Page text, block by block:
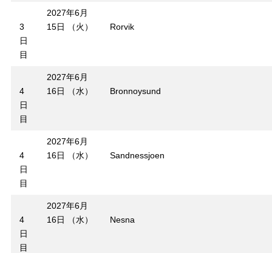
3
日
目
2027年6月
15日 （火）
Rorvik
4
日
目
2027年6月
16日 （水）
Bronnoysund
4
日
目
2027年6月
16日 （水）
Sandnessjoen
4
日
目
2027年6月
16日 （水）
Nesna